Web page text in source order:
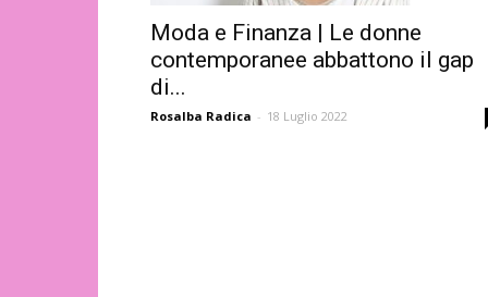
Moda e Finanza | Le donne
contemporanee abbattono il gap
di...
Rosalba Radica - 18 Luglio 2022